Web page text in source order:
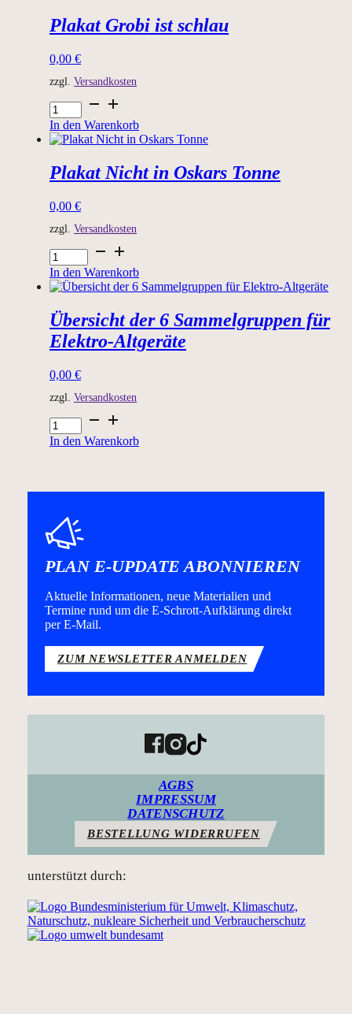
Plakat Grobi ist schlau
0,00 €
zzgl. Versandkosten
Plakat
Grobi
ist
schlau
In den Warenkorb
Plakat Nicht in Oskars Tonne
0,00 €
zzgl. Versandkosten
Plakat
Nicht
in
Oskars
Menge
In den Warenkorb
Übersicht der 6 Sammelgruppen für
Elektro-Altgeräte
0,00 €
zzgl. Versandkosten
Übersicht
der
6
Menge
In den Warenkorb
PLAN E-UPDATE ABONNIEREN
Aktuelle Informationen, neue Materialien und
Termine rund um die E-Schrott-Aufklärung direkt
per E-Mail.
ZUM NEWSLETTER ANMELDEN
Folg Plan E auf Facebook
Folg Plan E auf Instagram
Folg Plan E auf Tiktok
AGBS
IMPRESSUM
DATENSCHUTZ
BESTELLUNG WIDERRUFEN
unterstützt durch: